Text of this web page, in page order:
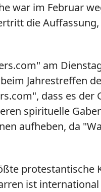
war im Februar
die
am
Jahrestreffen
dass es
spirituelle
aufheben, da
protestantische
ist